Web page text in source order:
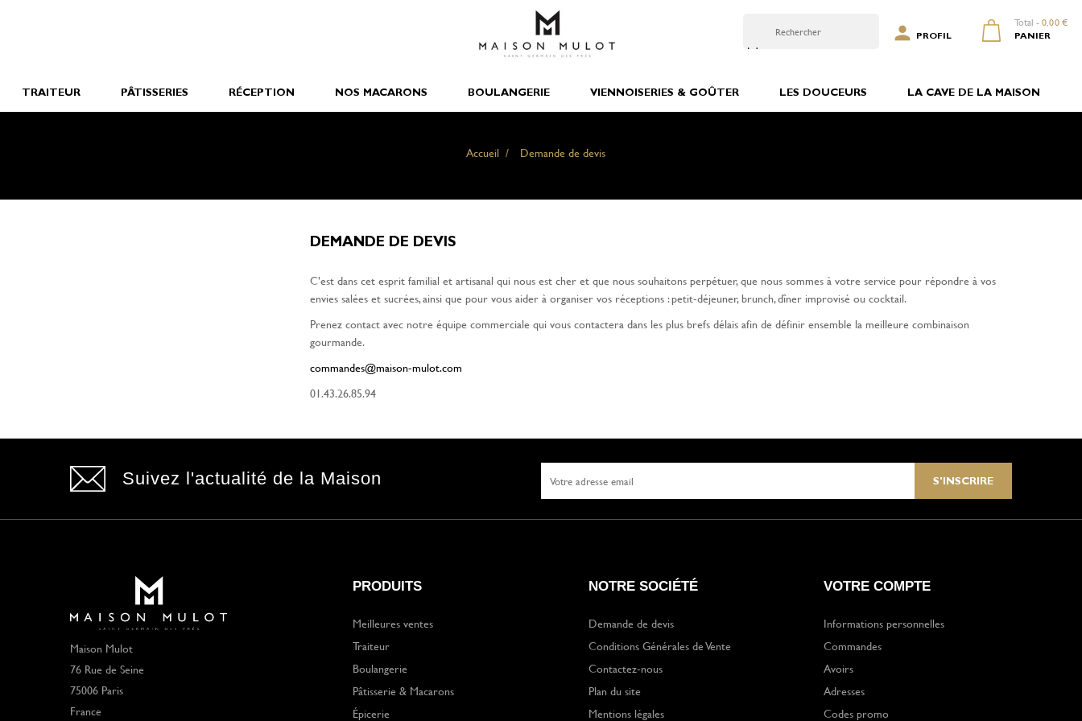
 PROFIL
TRAITEUR PÂTISSERIES RÉCEPTION NOS MACARONS BOULANGERIE VIENNOISERIES & GOÛTER LES DOUCEURS LA CAVE DE LA MAISON
Total -0,00 €
PANIER
Accueil Demande de devis
DEMANDE DE DEVIS
C’est dans cet esprit familial et artisanal qui nous est cher et que nous souhaitons perpétuer, que nous sommes à votre service pour répondre à vos
envies salées et sucrées, ainsi que pour vous aider à organiser vos réceptions : petit-déjeuner, brunch, dîner improvisé ou cocktail.
Prenez contact avec notre équipe commerciale qui vous contactera dans les plus brefs délais afin de définir ensemble la meilleure combinaison
gourmande.
commandes@maison-mulot.com
01.43.26.85.94
Suivez l'actualité de la Maison
Maison Mulot
76 Rue de Seine
75006 Paris
France
PRODUITS
Meilleures ventes
Traiteur
Boulangerie
Pâtisserie & Macarons
Épicerie
NOTRE SOCIÉTÉ
Demande de devis
Conditions Générales de Vente
Contactez-nous
Plan du site
Mentions légales
VOTRE COMPTE
Informations personnelles
Commandes
Avoirs
Adresses
Codes promo